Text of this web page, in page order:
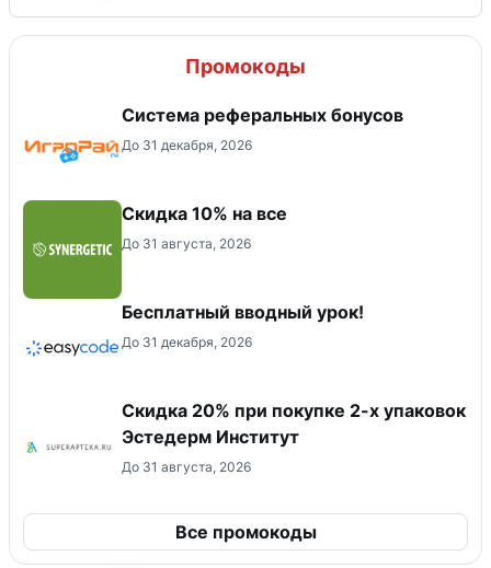
Промокоды
Система реферальных бонусов
До 31 декабря, 2026
Скидка 10% на все
До 31 августа, 2026
Бесплатный вводный урок!
До 31 декабря, 2026
Скидка 20% при покупке 2-х упаковок
Эстедерм Институт
До 31 августа, 2026
Все промокоды